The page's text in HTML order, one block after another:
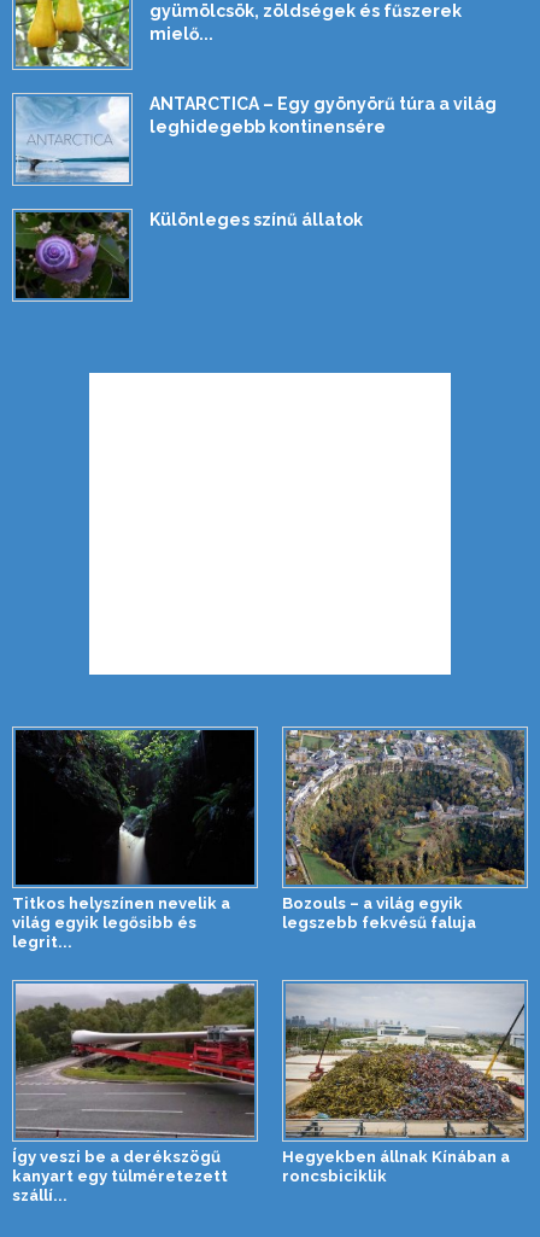
gyümölcsök, zöldségek és fűszerek
mielő...
ANTARCTICA – Egy gyönyörű túra a világ
leghidegebb kontinensére
Különleges színű állatok
Titkos helyszínen nevelik a
világ egyik legősibb és
legrit...
Bozouls – a világ egyik
legszebb fekvésű faluja
Így veszi be a derékszögű
kanyart egy túlméretezett
szállí...
Hegyekben állnak Kínában a
roncsbiciklik